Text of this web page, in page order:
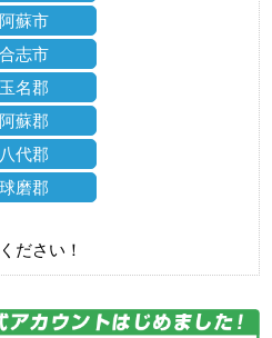
阿蘇市
合志市
玉名郡
阿蘇郡
八代郡
球磨郡
ださい！